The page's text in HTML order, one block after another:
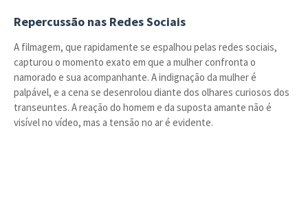
Repercussão nas Redes Sociais
A filmagem, que rapidamente se espalhou pelas redes sociais,
capturou o momento exato em que a mulher confronta o
namorado e sua acompanhante. A indignação da mulher é
palpável, e a cena se desenrolou diante dos olhares curiosos dos
transeuntes. A reação do homem e da suposta amante não é
visível no vídeo, mas a tensão no ar é evidente.